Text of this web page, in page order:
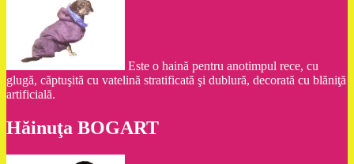
Este o haină pentru anotimpul rece, cu
glugă, căptuşită cu vatelină stratificată şi dublură, decorată cu blăniţă
artificială.
Hăinuţa BOGART